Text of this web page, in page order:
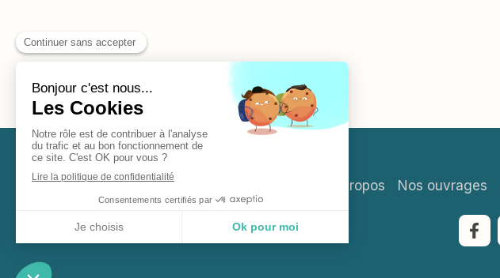
Plan du site À propos Nos ouvrages